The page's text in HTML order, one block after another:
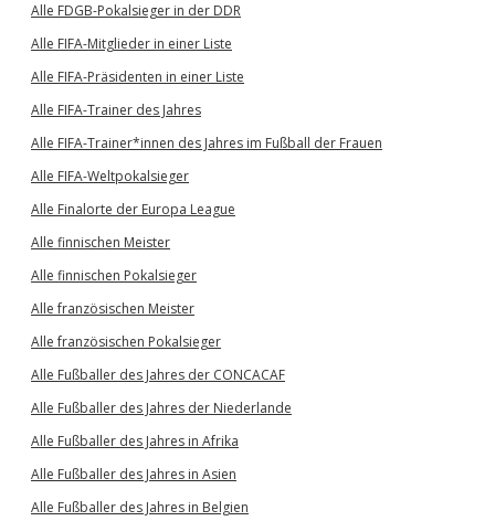
Alle FDGB-Pokalsieger in der DDR
Alle FIFA-Mitglieder in einer Liste
Alle FIFA-Präsidenten in einer Liste
Alle FIFA-Trainer des Jahres
Alle FIFA-Trainer*innen des Jahres im Fußball der Frauen
Alle FIFA-Weltpokalsieger
Alle Finalorte der Europa League
Alle finnischen Meister
Alle finnischen Pokalsieger
Alle französischen Meister
Alle französischen Pokalsieger
Alle Fußballer des Jahres der CONCACAF
Alle Fußballer des Jahres der Niederlande
Alle Fußballer des Jahres in Afrika
Alle Fußballer des Jahres in Asien
Alle Fußballer des Jahres in Belgien